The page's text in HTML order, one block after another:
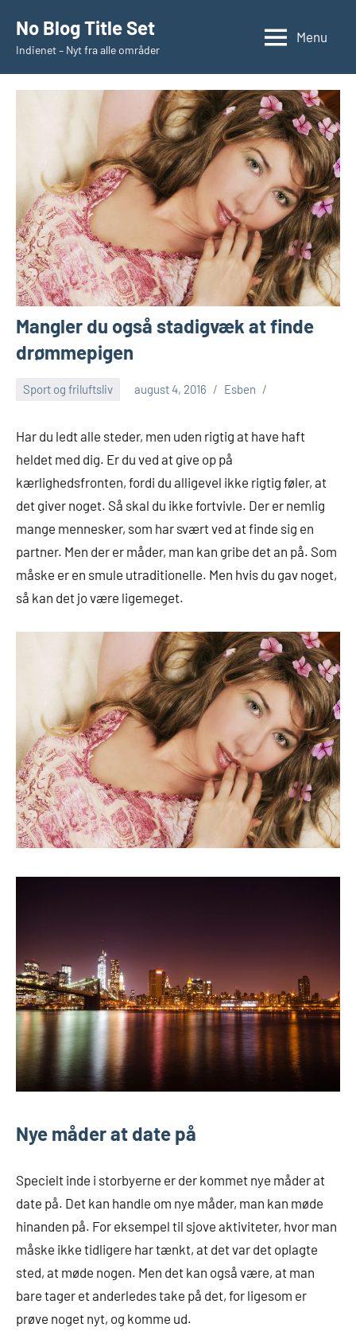
indhold
No Blog Title Set
Indienet – Nyt fra alle områder
Menu
Mangler du også stadigvæk at finde
drømmepigen
Sport og friluftsliv august 4, 2016 Esben
Har du ledt alle steder, men uden rigtig at have haft
heldet med dig. Er du ved at give op på
kærlighedsfronten, fordi du alligevel ikke rigtig føler, at
det giver noget. Så skal du ikke fortvivle. Der er nemlig
mange mennesker, som har svært ved at finde sig en
partner. Men der er måder, man kan gribe det an på. Som
måske er en smule utraditionelle. Men hvis du gav noget,
så kan det jo være ligemeget.
Nye måder at date på
Specielt inde i storbyerne er der kommet nye måder at
date på. Det kan handle om nye måder, man kan møde
hinanden på. For eksempel til sjove aktiviteter, hvor man
måske ikke tidligere har tænkt, at det var det oplagte
sted, at møde nogen. Men det kan også være, at man
bare tager et anderledes take på det, for ligesom er
prøve noget nyt, og komme ud.